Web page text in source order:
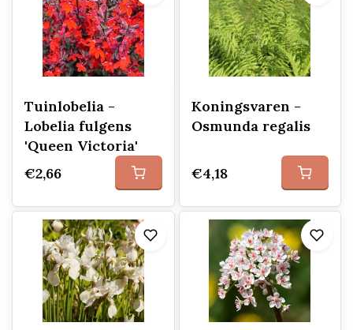
Tuinlobelia -
Lobelia fulgens
'Queen Victoria'
€2,66
Koningsvaren -
Osmunda regalis
€4,18